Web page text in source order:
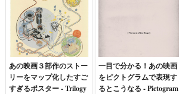
あの映画３部作のストー
リーをマップ化したすご
すぎるポスター - Trilogy
一目で分かる！あの映画
をピクトグラムで表現す
るとこうなる - Pictogram